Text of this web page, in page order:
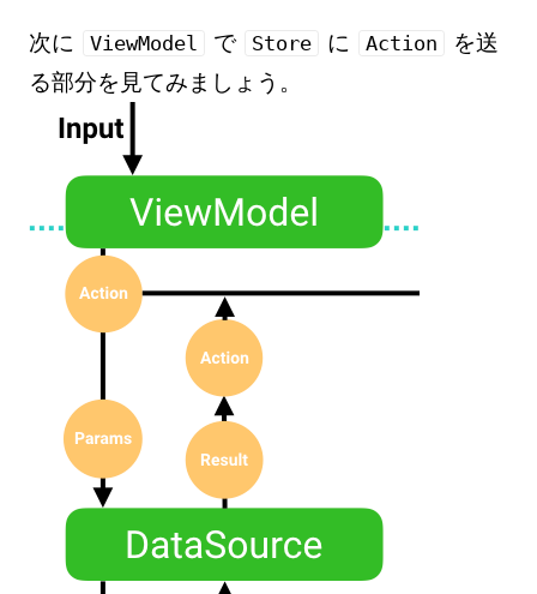
次に ViewModel で Store に Action
を送
る部分を見てみましょう。